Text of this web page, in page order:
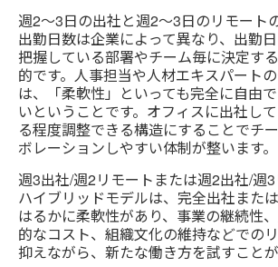
週2〜3日の出社と週2〜3日のリモート
出勤日数は企業によって異なり、出勤
把握している部署やチーム毎に決定す
的です。人事担当や人材エキスパート
は、「柔軟性」といっても完全に自由
いということです。オフィスに出社し
る程度調整できる構造にすることでチ
ボレーションしやすい体制が整います。
週3出社/週2リモートまたは週2出社/週
ハイブリッドモデルは、完全出社また
はるかに柔軟性があり、事業の継続性
的なコスト、組織文化の維持などでの
抑えながら、新たな働き方を試すことが